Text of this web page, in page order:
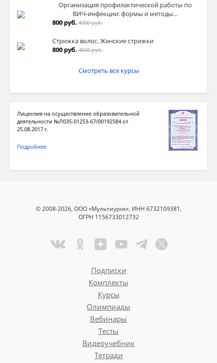
Организация профилактической работы по
ВИЧ-инфекции: формы и методы...
800 руб. 4000 руб.
Стрижка волос. Женские стрижки
800 руб. 4000 руб.
Смотреть все курсы
Лицензия на осуществление образовательной
деятельности №Л035-01253-67/00192584 от
25.08.2017 г.
Подробнее
© 2008-2026, ООО «Мультиурок», ИНН 6732109381,
ОГРН 1156733012732
Подписки
Комплекты
Курсы
Олимпиады
Вебинары
Тесты
Видеоучебник
Тетради